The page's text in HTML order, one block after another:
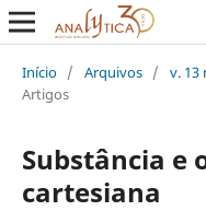
Início / Arquivos / v. 13
Artigos
Substância e
cartesiana